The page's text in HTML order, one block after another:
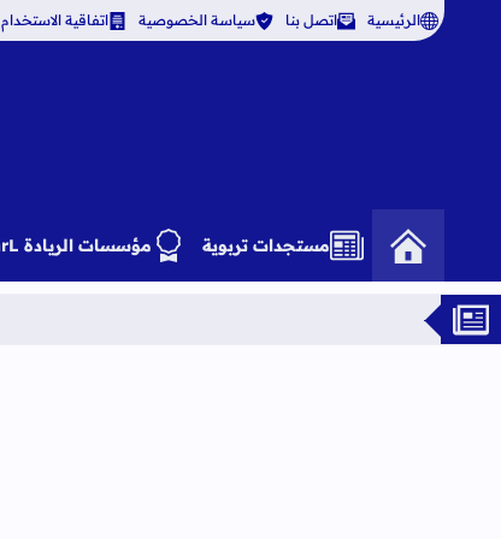
الرئيسية اتصل بنا سياسة الخصوصية اتفاقية الاستخدام
مستجدات تربوية مؤسسات الريادة TarL